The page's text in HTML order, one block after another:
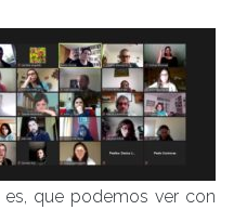
que podemos ver con